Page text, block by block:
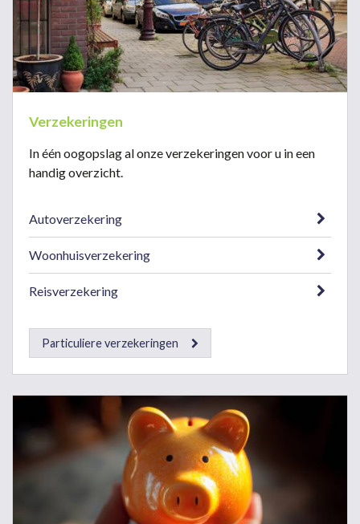
Verzekeringen
In één oogopslag al onze verzekeringen voor u in een
handig overzicht.
Autoverzekering
Woonhuisverzekering
Reisverzekering
Particuliere verzekeringen